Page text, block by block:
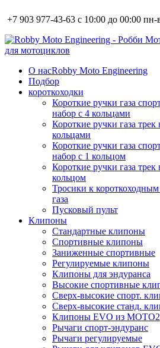
+7 903 977-43-63 с 10:00 до 00:00
О насRobby Moto Engineering
Подбор
короткоходки
Короткие ручки газа
набор с 4 кольцами
Короткие ручки газа трек
кольцами
Короткие ручки газа
набор с 1 кольцом
Короткие ручки газа трек
кольцом
Тросики к
газа
Пусковый пульт
Клипоны
Стандартные клипоны
Спортивные клипоны
Заниженные спортивные
Регулируемые клипоны
Клипоны для эндуранса
Высокие спортивные
Сверх-высокие спорт.
Сверх-высокие станд.
Клипоны EVO из MOTO2
Рычаги спорт-эндуранс
Рычаги регулируемые